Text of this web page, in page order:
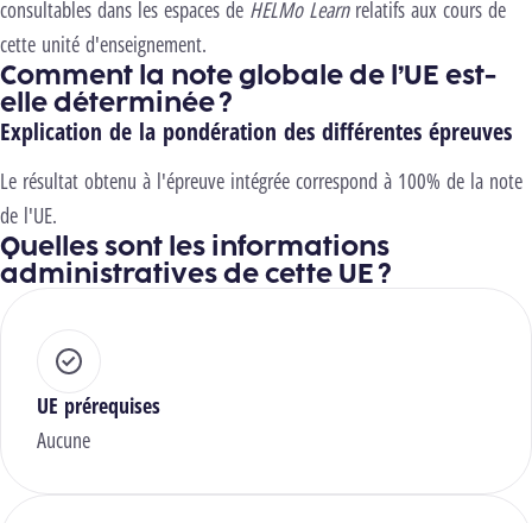
consultables dans les espaces de HELMo Learnrelatifs aux cours de
cette unité d'enseignement.
Comment la note globale de l’UE est-
elle déterminée ?
Explication de la pondération des différentes épreuves
Le résultat obtenu à l'épreuve intégrée correspond à 100% de la note
de l'UE.
Quelles sont les informations
administratives de cette UE ?
UE prérequises
Aucune